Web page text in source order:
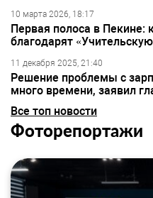
10 марта 2026, 18:17
Первая полоса в Пекине:
благодарят «Учительскую
11 декабря 2025, 21:40
Решение проблемы с
много времени, заявил
Все топ новости
Фоторепортажи